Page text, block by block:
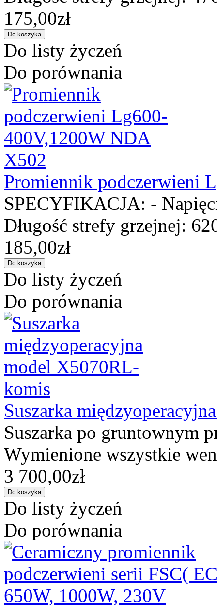
175,00zł
Do listy życzeń
Do porównania
Promiennik podczerwieni
SPECYFIKACJA: -
Długość strefy grzejnej:
185,00zł
Do listy życzeń
Do porównania
Suszarka
Suszarka po gruntownym
Wymienione wszystkie
3 700,00zł
Do listy życzeń
Do porównania